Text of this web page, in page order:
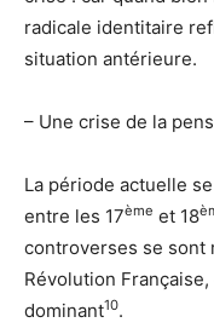
radicale identitaire
situation antérieure.
– Une crise de la
La période actuelle
entre les 17ème et 18
controverses se sont
Révolution
dominant10.